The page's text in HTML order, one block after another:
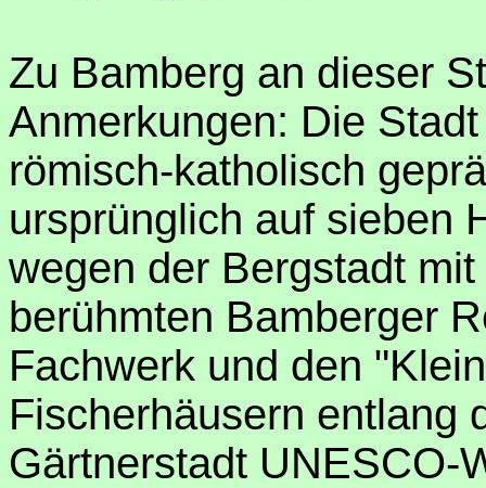
Zu Bamberg an dieser
Anmerkungen: Die
römisch-katholisch
ursprünglich auf sieben
wegen der Bergstadt
berühmten Bamberger
Fachwerk und den
Fischerhäusern entlang
Gärtnerstadt UNESCO-